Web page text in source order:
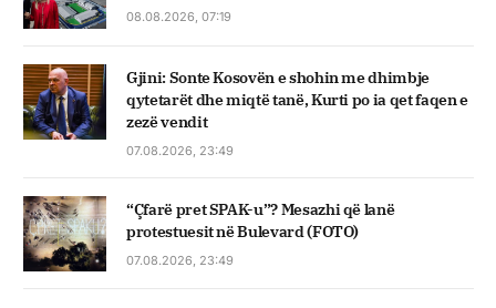
08.08.2026, 07:19
Gjini: Sonte Kosovën e shohin me dhimbje
qytetarët dhe miqtë tanë, Kurti po ia qet faqen e
zezë vendit
07.08.2026, 23:49
“Çfarë pret SPAK-u”? Mesazhi që lanë
protestuesit në Bulevard (FOTO)
07.08.2026, 23:49